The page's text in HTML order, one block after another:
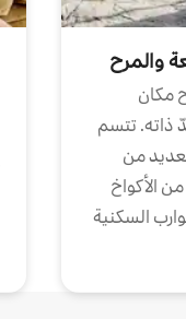
والمرح
مكان
ذاته. تتسم
من
الأكواخ
السكنية